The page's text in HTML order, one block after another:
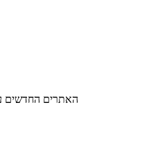
האתרים החדשים